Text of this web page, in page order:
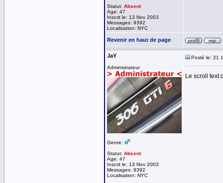
Statut: Absent
Age: 47
Inscrit le: 13 Nov 2003
Messages: 9392
Localisation: NYC
Revenir en haut de page
JaY
Administrateur
Genre:
Statut: Absent
Age: 47
Inscrit le: 13 Nov 2003
Messages: 9392
Localisation: NYC
Posté le: 21
Le scroll text